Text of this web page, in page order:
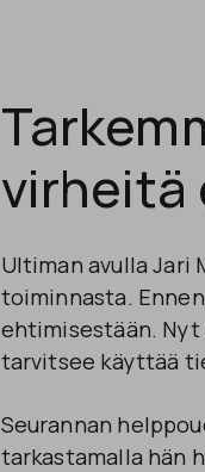
virheitä
Ultiman avulla Jari
toiminnasta.
ehtimisestään.
tarvitsee käyttää
Seurannan
tarkastamalla hän